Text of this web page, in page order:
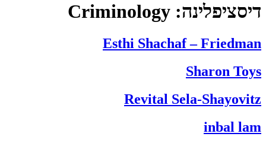
דיסציפלינה: Criminology
Esthi Shachaf – Friedman
Sharon Toys
Revital Sela-Shayovitz
inbal lam